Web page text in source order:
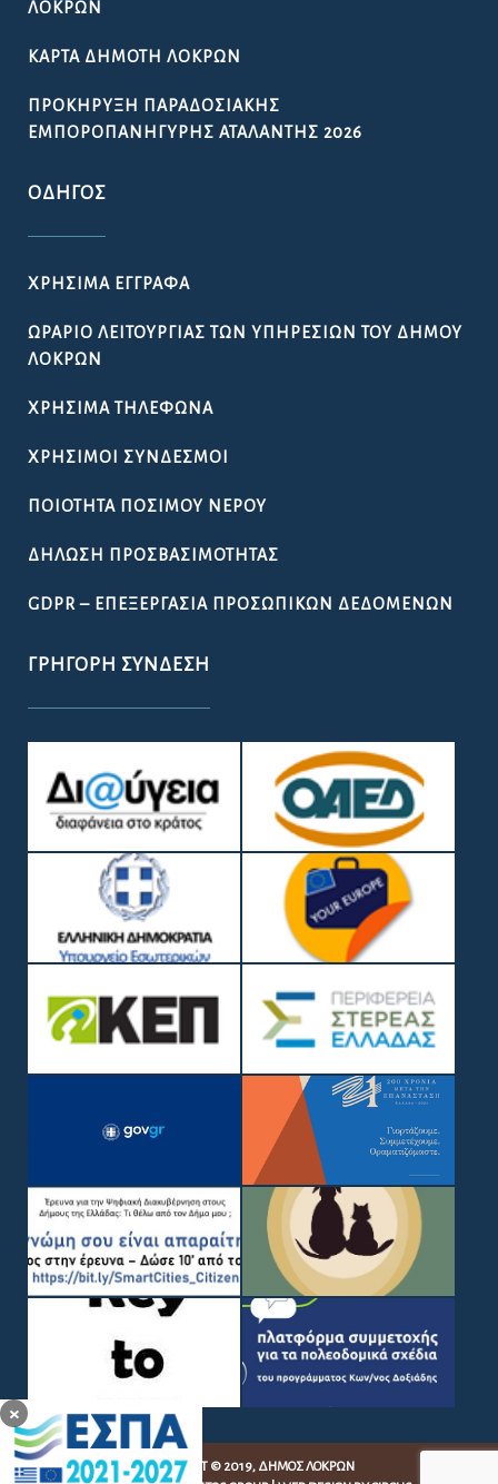
×
ΛΟΚΡΏΝ
ΚΆΡΤΑ ΔΗΜΌΤΗ ΛΟΚΡΏΝ
ΠΡΟΚΉΡΥΞΗ ΠΑΡΑΔΟΣΙΑΚΉΣ
ΕΜΠΟΡΟΠΑΝΉΓΥΡΗΣ ΑΤΑΛΆΝΤΗΣ 2026
ΟΔΗΓΌΣ
ΧΡΉΣΙΜΑ ΈΓΓΡΑΦΑ
ΩΡΆΡΙΟ ΛΕΙΤΟΥΡΓΊΑΣ ΤΩΝ ΥΠΗΡΕΣΙΏΝ ΤΟΥ ΔΉΜΟΥ
ΛΟΚΡΏΝ
ΧΡΉΣΙΜΑ ΤΗΛΈΦΩΝΑ
ΧΡΉΣΙΜΟΙ ΣΎΝΔΕΣΜΟΙ
ΠΟΙΌΤΗΤΑ ΠΌΣΙΜΟΥ ΝΕΡΟΎ
ΔΉΛΩΣΗ ΠΡΟΣΒΑΣΙΜΌΤΗΤΑΣ
GDPR – ΕΠΕΞΕΡΓΑΣΙΑ ΠΡΟΣΩΠΙΚΩΝ ΔΕΔΟΜΕΝΩΝ
ΓΡΉΓΟΡΗ ΣΎΝΔΕΣΗ
COPYRIGHT © 2019, ΔΉΜΟΣ ΛΟΚΡΏΝ